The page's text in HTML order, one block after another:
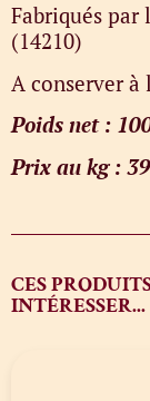
Fabriqués par
(14210)
A conserver à
Poids net :
Prix au kg :
CES
INTÉRESSER...